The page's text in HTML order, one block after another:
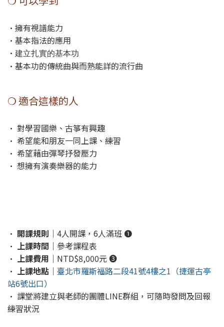
•擁有視譜能力
•基本指法的應用
• 建立扎實的基本功
•基本功的傳統曲與而熟能詳的流行曲
❍ 適合這樣的人
• 對學習國樂、古箏有興趣
• 希望能和朋友一同上課、練習
• 希望藉由彈琴抒發壓力
• 想擁有演奏樂器的能力
• 開課規則 ｜4人開課，6人滿班 ❶
• 上課時間 ｜參考課程表
• 上課費用 ｜NTD$8,000元 ❸
• 上課地點 ｜ 臺北市羅斯福路二段41號4樓之1（捷運古亭
站6號出口）
• 課堂將建立與老師的團體LINE群組，可隨時發問及回報
練習狀況